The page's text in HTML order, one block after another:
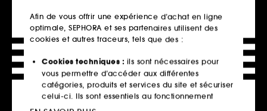
Dior Solar La Crème
Protectrice Visage SPF 50
Crème Solaire Visage SPF 50
56
36,00€
Prix d'origine : 48,00€
72,00€ 100ml
Ajouter au panier
Eau de Guerlain
Eau de Toilette
28
102,00€
Prix d'origine : 136,00€
102,00€ /100ml
Ajouter au panier
Afin de vous offrir une expérience d’achat en ligne
optimale, SEPHORA et ses partenaires utilisent des
cookies et autres traceurs, tels que des :
Cookies techniques : ils sont nécessaires pour
vous permettre d’accéder aux différentes
catégories, produits et services du site et sécuriser
celui-ci. Ils sont essentiels au fonctionnement
technique du site et ne peuvent être désactivés.